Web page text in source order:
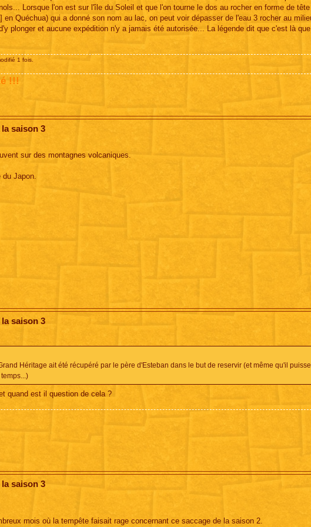
Lorsque l'on est sur l'île du Soleil et que l'on tourne le dos au rocher en forme de
Quéchua) qui a donné son nom au lac, on peut voir dépasser de l'eau 3 rocher au
plonger et aucune expédition n'y a jamais été autorisée... La légende dit que c'est là
1 fois.
!!!
saison 3
sur des montagnes volcaniques.
du Japon.
saison 3
Héritage ait été récupéré par le père d'Esteban dans le but de reservir (et même qu'il
quand est il question de cela ?
saison 3
mois où la tempête faisait rage concernant ce saccage de la saison 2.